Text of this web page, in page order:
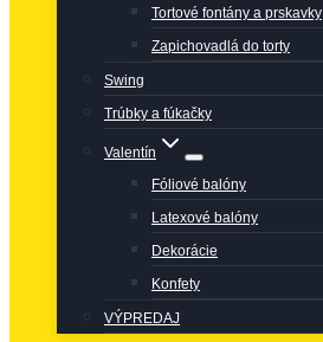
Tortové fontány a prskavky
Zapichovadlá do torty
Swing
Trúbky a fúkačky
Valentín
Fóliové balóny
Latexové balóny
Dekorácie
Konfety
VÝPREDAJ